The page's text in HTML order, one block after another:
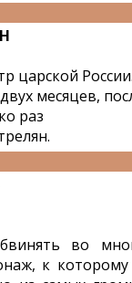
царской
месяцев,
раз
во
к